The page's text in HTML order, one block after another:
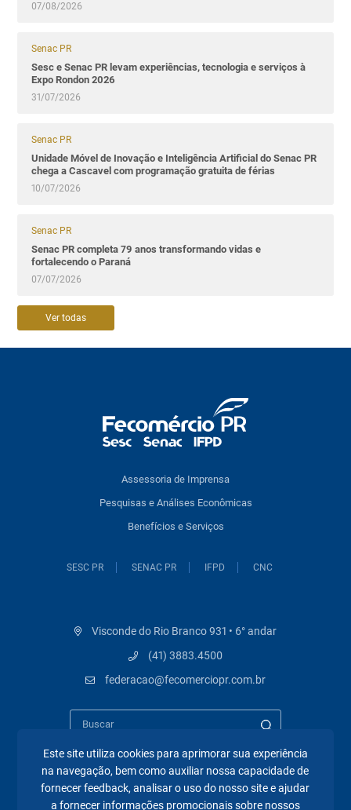
07/08/2026
Senac PR
Sesc e Senac PR levam experiências, tecnologia e serviços à
Expo Rondon 2026
31/07/2026
Senac PR
Unidade Móvel de Inovação e Inteligência Artificial do Senac PR
chega a Cascavel com programação gratuita de férias
10/07/2026
Senac PR
Senac PR completa 79 anos transformando vidas e
fortalecendo o Paraná
07/07/2026
Ver todas
Assessoria de Imprensa
Pesquisas e Análises Econômicas
Benefícios e Serviços
SESC PR SENAC PR IFPD CNC
Visconde do Rio Branco 931 • 6° andar
(41) 3883.4500
federacao@fecomerciopr.com.br
Páginas mais visitadas
Este site utiliza cookies para aprimorar sua experiência
na navegação, bem como auxiliar nossa capacidade de
fornecer feedback, analisar o uso do nosso site e ajudar
a fornecer informações promocionais sobre nossos